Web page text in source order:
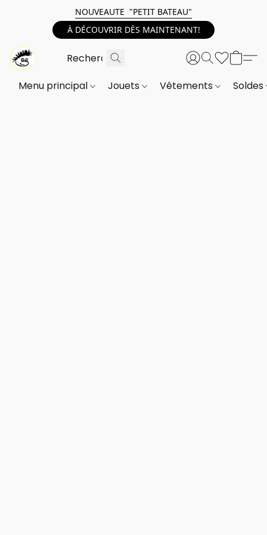
NOUVEAUTE "PETIT BATEAU"
À DÉCOUVRIR DÈS MAINTENANT!
Menu principal Jouets Vêtements Soldes